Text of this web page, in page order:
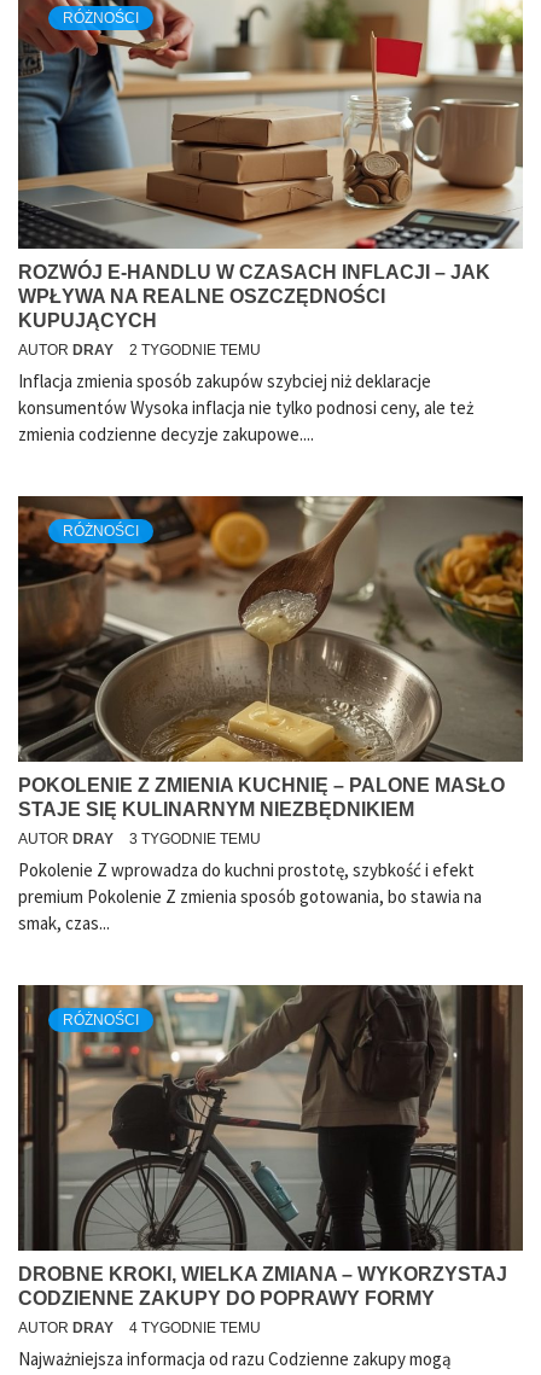
RÓŻNOŚCI
ROZWÓJ E-HANDLU W CZASACH INFLACJI – JAK
WPŁYWA NA REALNE OSZCZĘDNOŚCI
KUPUJĄCYCH
AUTOR DRAY 2 TYGODNIE TEMU
Inflacja zmienia sposób zakupów szybciej niż deklaracje
konsumentów Wysoka inflacja nie tylko podnosi ceny, ale też
zmienia codzienne decyzje zakupowe....
RÓŻNOŚCI
POKOLENIE Z ZMIENIA KUCHNIĘ – PALONE MASŁO
STAJE SIĘ KULINARNYM NIEZBĘDNIKIEM
AUTOR DRAY 3 TYGODNIE TEMU
Pokolenie Z wprowadza do kuchni prostotę, szybkość i efekt
premium Pokolenie Z zmienia sposób gotowania, bo stawia na
smak, czas...
RÓŻNOŚCI
DROBNE KROKI, WIELKA ZMIANA – WYKORZYSTAJ
CODZIENNE ZAKUPY DO POPRAWY FORMY
AUTOR DRAY 4 TYGODNIE TEMU
Najważniejsza informacja od razu Codzienne zakupy mogą